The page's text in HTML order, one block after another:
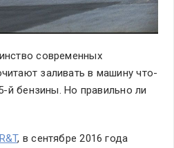
современных
заливать в машину что-
й бензины. Но правильно ли
R&T, в сентябре 2016 года